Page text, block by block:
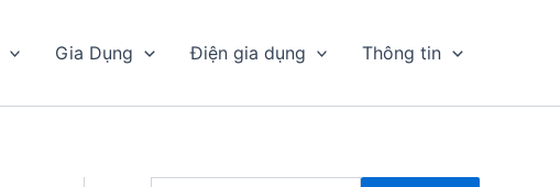
Gia Dụng Điện gia dụng Thông tin